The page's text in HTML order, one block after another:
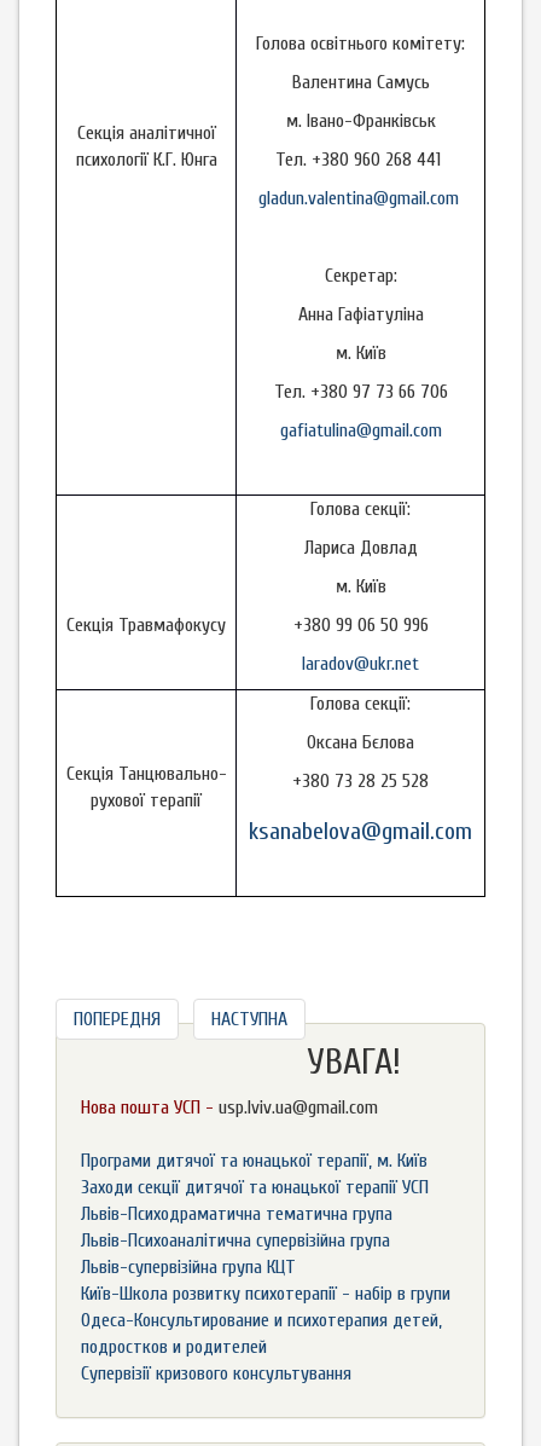
Секція аналітичної
психології К.Г. Юнга
Голова освітнього комітету:
Валентина Самусь
м. Івано-Франківськ
Тел. +380 960 268 441
gladun.valentina@gmail.com
Секретар:
Анна Гафіатуліна
м. Київ
Тел. +380 97 73 66 706
gafiatulina@gmail.com
Секція Травмафокусу
Голова секції:
Лариса Довлад
м. Київ
+380 99 06 50 996
laradov@ukr.net
Секція Танцювально-
рухової терапії
Голова секції:
Оксана Бєлова
+380 73 28 25 528
ksanabelova@gmail.com
ПОПЕРЕДНЯ НАСТУПНА
УВАГА!
Нова пошта УСП - usp.lviv.ua@gmail.com
Програми дитячої та юнацької терапії, м. Київ
Заходи секції дитячої та юнацької терапії УСП
Львів-Психодраматична тематична група
Львів-Психоаналітична супервізійна група
Львів-супервізійна група КЦТ
Київ-Школа розвитку психотерапії - набір в групи
Одеса-Консультирование и психотерапия детей,
подростков и родителей
Супервізії кризового консультування